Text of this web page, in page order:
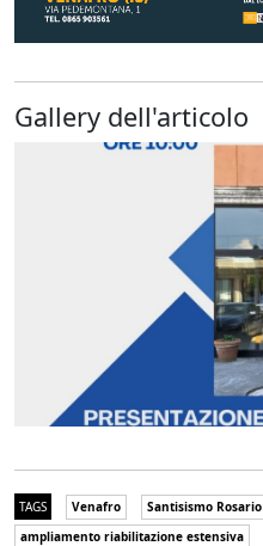
Gallery dell'articolo
TAGS Venafro Santisismo Rosario
ampliamento riabilitazione estensiva